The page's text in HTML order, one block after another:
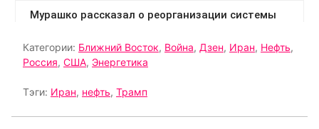
Категории: Ближний Восток, Война, Дзен, Иран, Нефть,
Россия, США, Энергетика
Тэги: Иран, нефть, Трамп